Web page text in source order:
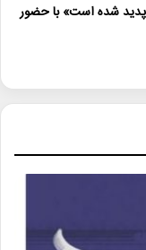
شده است» با حضور